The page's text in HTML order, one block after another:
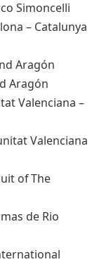
Simoncelli
– Catalunya
Aragón
Aragón
Valenciana –
Valenciana
of The
de Rio